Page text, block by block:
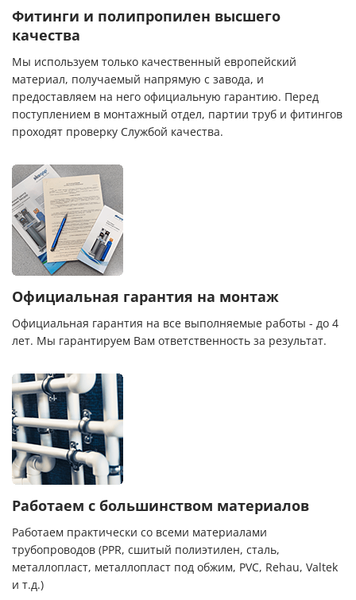
Фитинги и полипропилен высшего
качества
Мы используем только качественный европейский
материал, получаемый напрямую с завода, и
предоставляем на него официальную гарантию. Перед
поступлением в монтажный отдел, партии труб и фитингов
проходят проверку Службой качества.
Официальная гарантия на монтаж
Официальная гарантия на все выполняемые работы - до 4
лет. Мы гарантируем Вам ответственность за результат.
Работаем с большинством материалов
Работаем практически со всеми материалами
трубопроводов (PPR, сшитый полиэтилен, сталь,
металлопласт, металлопласт под обжим, PVC, Rehau, Valtek
и т.д.)